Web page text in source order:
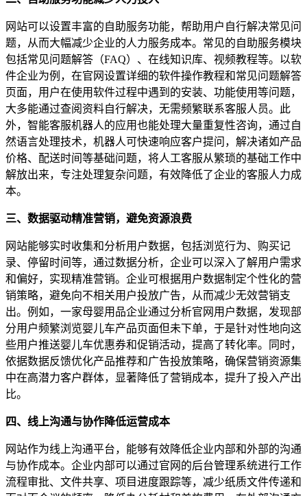
网站可以设置丰富的自助服务功能，帮助用户自行解决常见问
题，从而大幅减少企业的人力服务成本。常见的自助服务模块
包括常见问题解答（FAQ）、在线知识库、视频教程等。以软
件企业为例，在官网设置详细的软件操作教程和常见问题解答
页面，用户在使用软件过程中遇到的安装、功能使用等问题，
大多能通过查阅资料自行解决，无需频繁联系客服人员。此
外，智能客服机器人的应用也能处理大量重复性咨询，通过自
然语言处理技术，机器人可快速响应客户提问，解决诸如产品
价格、配送时间等基础问题，将人工客服从繁琐的基础工作中
解放出来，专注处理复杂问题，有效降低了企业的客服人力成
本。
三、数据驱动精准营销，避免资源浪费
网站能够实时收集和分析用户数据，包括浏览行为、购买记
录、停留时间等，通过数据分析，企业可以深入了解用户需求
和偏好，实现精准营销。企业可根据用户数据制定个性化的营
销策略，避免向不相关用户投放广告，从而减少无效营销支
出。例如，一家母婴用品企业通过分析官网用户数据，发现部
分用户频繁浏览婴儿车产品页面但未下单，于是针对性地向这
些用户推送婴儿车优惠券和促销活动，提高了转化率。同时，
依据数据反馈优化产品推荐和广告投放策略，确保营销资源集
中在高潜力客户群体，显著降低了营销成本，提升了投入产出
比。
四、线上沟通与协作降低运营成本
网站作为线上沟通平台，能够有效降低企业内部和外部的沟通
与协作成本。企业内部可以通过官网的后台管理系统进行工作
流程审批、文件共享、项目进度跟踪等，减少纸质文件传递和